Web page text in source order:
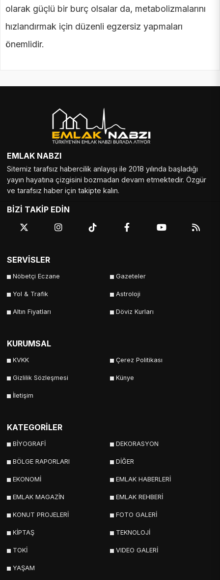
olarak güçlü bir burç olsalar da, metabolizmalarını
hızlandırmak için düzenli egzersiz yapmaları
önemlidir.
EMLAK NABZI
Sitemiz tarafsız habercilik anlayışı ile 2018 yılında başladığı
yayın hayatına çizgisini bozmadan devam etmektedir. Özgür
ve tarafsız haber için takipte kalın.
BİZİ TAKİP EDİN
SERVİSLER
Nöbetçi Eczane Gazeteler
Yol & Trafik Astroloji
Altın Fiyatları Döviz Kurları
KURUMSAL
KVKK Çerez Politikası
Gizlilik Sözleşmesi Künye
İletişim
KATEGORİLER
BİYOGRAFİ DEKORASYON
BÖLGE RAPORLARI DİĞER
EKONOMİ EMLAK HABERLERİ
EMLAK MAGAZİN EMLAK REHBERİ
KONUT PROJELERİ FOTO GALERİ
KİPTAŞ TEKNOLOJİ
TOKİ VIDEO GALERİ
YAŞAM